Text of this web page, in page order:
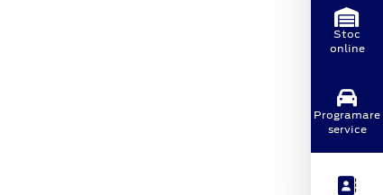
Stoc
online
Programare
service